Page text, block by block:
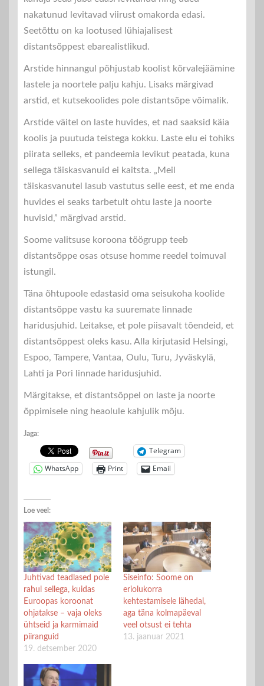
nakatunud levitavad viirust omakorda edasi.
Seetõttu on ka lootused lühiajalisest
distantsõppest ebarealistlikud.
Arstide hinnangul põhjustab koolist kõrvalejäämine
lastele ja noortele palju kahju. Lisaks märgivad
arstid, et kutsekoolides pole distantsõpe võimalik.
Arstide väitel on laste huvides, et nad saaksid käia
koolis ja puutuda teistega kokku. Laste elu ei tohiks
piirata selleks, et pandeemia levikut peatada, kuna
sellega täiskasvanuid ei kaitsta. „Meil
täiskasvanutel lasub vastutus selle eest, et me enda
huvides ei seaks tarbetult ohtu laste ja noorte
huvisid,” märgivad arstid.
Soome valitsuse koroona töögrupp teeb
distantsõppe osas otsuse homme reedel toimuval
istungil.
Täna õhtupoole edastasid oma seisukoha koolide
distantsõppe vastu ka suuremate linnade
haridusjuhid. Leitakse, et pole piisavalt tõendeid, et
distantsõppest oleks kasu. Alla kirjutasid Helsingi,
Espoo, Tampere, Vantaa, Oulu, Turu, Jyväskylä,
Lahti ja Pori linnade haridusjuhid.
Märgitakse, et distantsõppel on laste ja noorte
õppimisele ning heaolule kahjulik mõju.
Jaga:
Telegram
WhatsApp
Print Email
Loe veel:
Juhtivad teadlased pole
rahul sellega, kuidas
Euroopas koroonat
ohjatakse – vaja oleks
ühtseid ja karmimaid
piiranguid
19. detsember 2020
Siseinfo: Soome on
eriolukorra
kehtestamisele lähedal,
aga täna kolmapäeval
veel otsust ei tehta
13. jaanuar 2021